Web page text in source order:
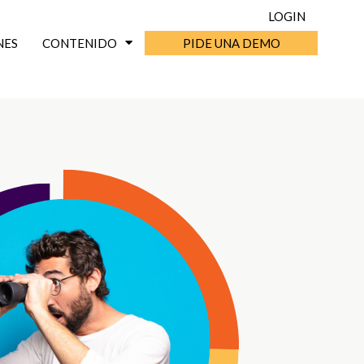
LOGIN
CONTENIDO PIDE UNA DEMO